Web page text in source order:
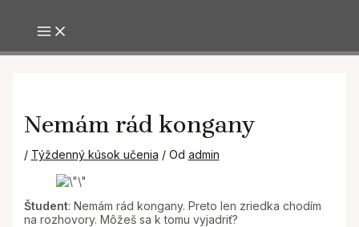
MAIN MENU
Nemám rád kongany
/ Týždenný kúsok učenia / Od admin
Študent: Nemám rád kongany. Preto len zriedka chodím
na rozhovory. Môžeš sa k tomu vyjadriť?